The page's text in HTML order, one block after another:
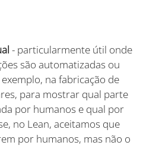
- particularmente útil onde
são automatizadas ou
na fabricação de
para mostrar qual parte
por humanos e qual por
no Lean, aceitamos que
por humanos, mas não o